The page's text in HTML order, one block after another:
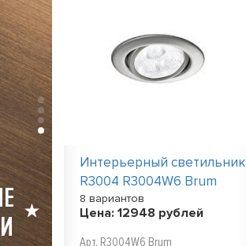
Интерьерный светильник
R3004 R3004W6 Brum
8 вариантов
Цена: 12948 рублей
Арт. R3004W6 Brum